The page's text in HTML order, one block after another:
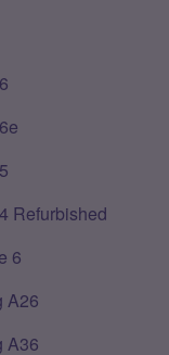
Refurbished
6
A26
A36